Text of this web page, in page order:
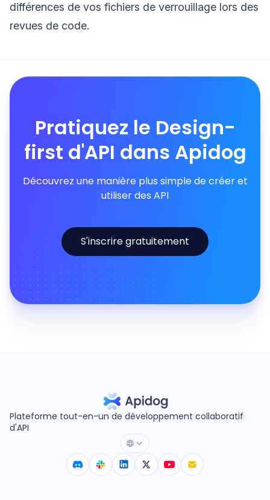
différences de vos fichiers de verrouillage lors des
revues de code.
Pratiquez le Design-
first d'API dans Apidog
Découvrez une manière plus simple de créer et
utiliser des API
S'inscrire gratuitement
Plateforme tout-en-un de développement collaboratif
d'API